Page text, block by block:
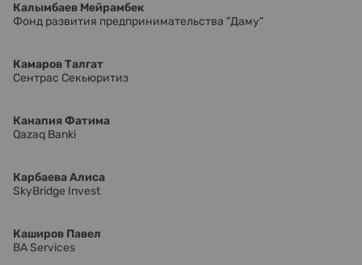
Калымбаев Мейрамбек
Фонд развития предпринимательства "Даму"
Камаров Талгат
Сентрас Секьюритиз
Канапия Фатима
Qazaq Banki
Карбаева Алиса
SkyBridge Invest
Каширов Павел
BA Services